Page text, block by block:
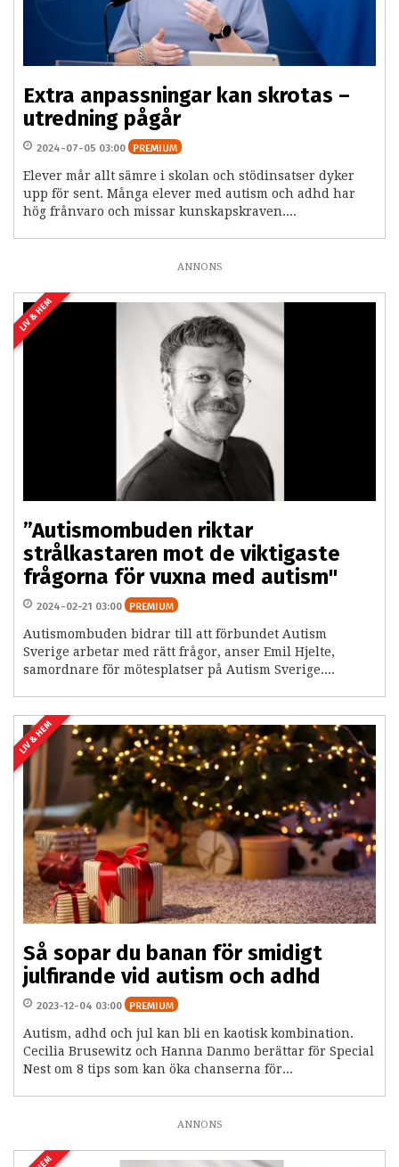
Extra anpassningar kan skrotas –
utredning pågår
2024-07-05 03:00 PREMIUM
Elever mår allt sämre i skolan och stödinsatser dyker
upp för sent. Många elever med autism och adhd har
hög frånvaro och missar kunskapskraven....
ANNONS
LIV & HEM
”Autismombuden riktar
strålkastaren mot de viktigaste
frågorna för vuxna med autism"
2024-02-21 03:00 PREMIUM
Autismombuden bidrar till att förbundet Autism
Sverige arbetar med rätt frågor, anser Emil Hjelte,
samordnare för mötesplatser på Autism Sverige....
LIV & HEM
Så sopar du banan för smidigt
julfirande vid autism och adhd
2023-12-04 03:00 PREMIUM
Autism, adhd och jul kan bli en kaotisk kombination.
Cecilia Brusewitz och Hanna Danmo berättar för Special
Nest om 8 tips som kan öka chanserna för...
ANNONS